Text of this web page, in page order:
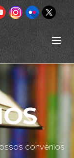
convênios